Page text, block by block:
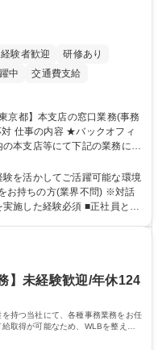
経験者歓迎
研修あり
中
交通費支給
ィ
本支店等にて下記の業務に従
事務手続等の受付・オペレ
構築等 ≪業務紹介：ご応募前
career/circle/
を活かしてご活躍可能な環境
お持ちの方(業界不問) ※対話
験必須 ■正社員とし
ャリアの選択肢があり、公募
きるカルチャーが浸透してい
】未経験歓迎/年休124
持つ当社にて、各種事務業務をお任
取得が可能なため、WLBを整えた